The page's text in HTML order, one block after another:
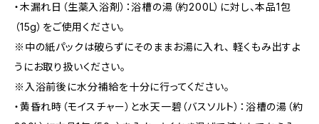
・木漏れ日（生薬入浴剤）：浴槽の湯（約200L）に対し、本品1包
（15g）をご使用ください。
※中の紙パックは破らずにそのままお湯に入れ、 軽くもみ出すよ
うにお取り扱いください。
※入浴前後に水分補給を十分に行ってください。
・黄昏れ時（モイスチャー）と水天一碧（バスソルト）：浴槽の湯（約